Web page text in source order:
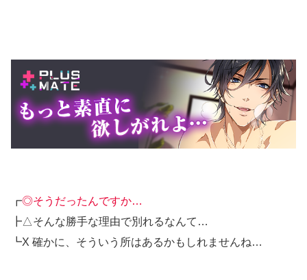
┏◎そうだったんですか…
┣△そんな勝手な理由で別れるなんて…
┗X 確かに、そういう所はあるかもしれませんね…